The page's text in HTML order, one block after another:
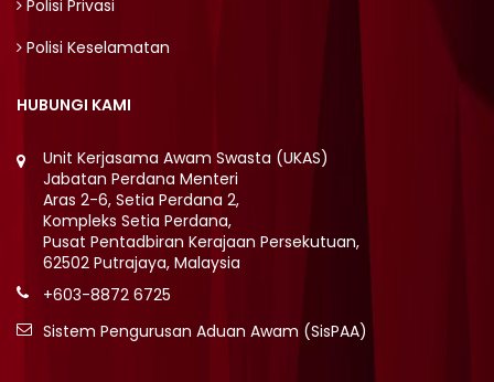
Polisi Privasi
Polisi Keselamatan
HUBUNGI KAMI
Unit Kerjasama Awam Swasta (UKAS)
Jabatan Perdana Menteri
Aras 2-6, Setia Perdana 2,
Kompleks Setia Perdana,
Pusat Pentadbiran Kerajaan Persekutuan,
62502 Putrajaya, Malaysia
+603-8872 6725
Sistem Pengurusan Aduan Awam (SisPAA)